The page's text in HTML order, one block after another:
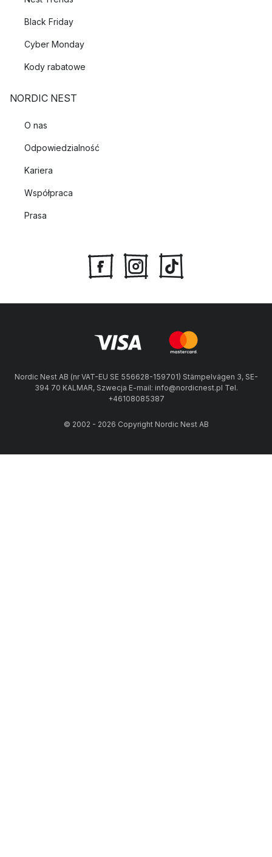
Black Friday
Cyber Monday
Kody rabatowe
NORDIC NEST
O nas
Odpowiedzialność
Kariera
Współpraca
Prasa
Nordic Nest AB (nr VAT-EU SE 556628-159701) Stämpelvägen 3, SE-
394 70 KALMAR, Szwecja E-mail: info@nordicnest.pl Tel.
+46108085387
© 2002 - 2026 Copyright Nordic Nest AB